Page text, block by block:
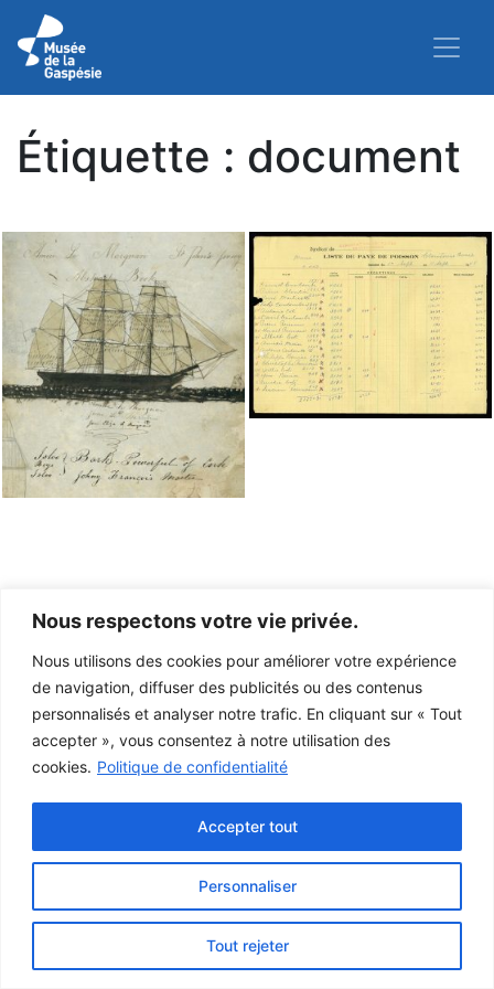
Nous respectons votre vie privée.
Nous utilisons des cookies pour améliorer votre expérience
de navigation, diffuser des publicités ou des contenus
personnalisés et analyser notre trafic. En cliquant sur « Tout
accepter », vous consentez à notre utilisation des
cookies. Politique de confidentialité
Personnaliser
Tout rejeter
Accepter tout
Étiquette : document
Ce projet a été rendu possible grâce au
gouvernement du Canada.
Connexion
Conception:Le Web simple